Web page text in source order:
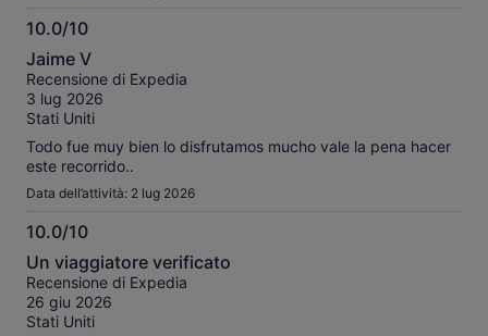
10.0/10
10.0
su
10
Jaime V
Recensione di Expedia
3 lug 2026
Stati Uniti
Todo fue muy bien lo disfrutamos mucho vale la pena hacer
este recorrido..
Data dell’attività: 2 lug 2026
10.0/10
10.0
su
10
Un viaggiatore verificato
Recensione di Expedia
26 giu 2026
Stati Uniti